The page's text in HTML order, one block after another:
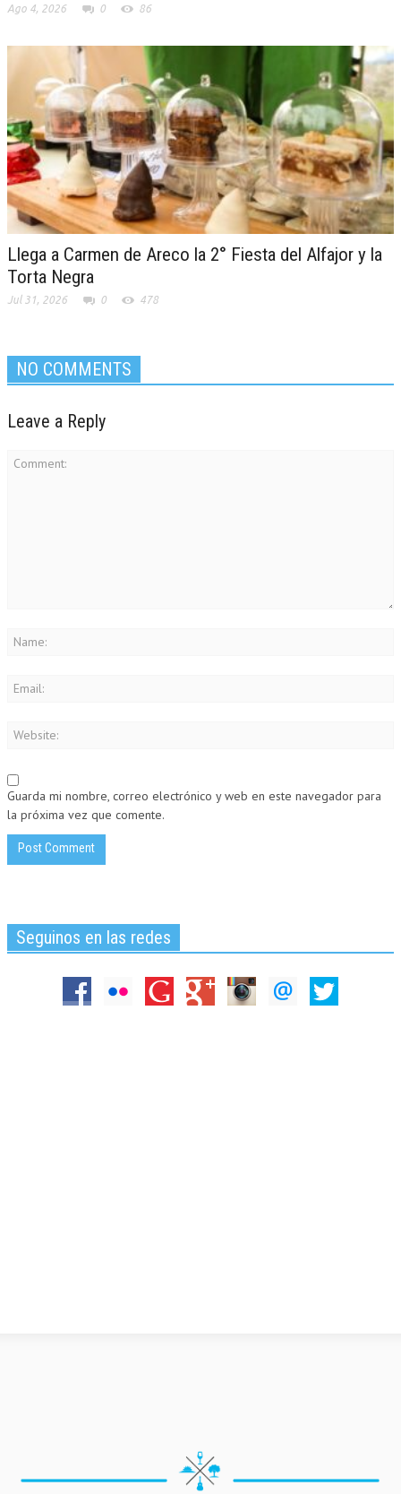
Ago 4, 2026 0 86
Llega a Carmen de Areco la 2° Fiesta del Alfajor y la
Torta Negra
Jul 31, 2026 0 478
NO COMMENTS
Leave a Reply
Guarda mi nombre, correo electrónico y web en este navegador para
la próxima vez que comente.
Seguinos en las redes